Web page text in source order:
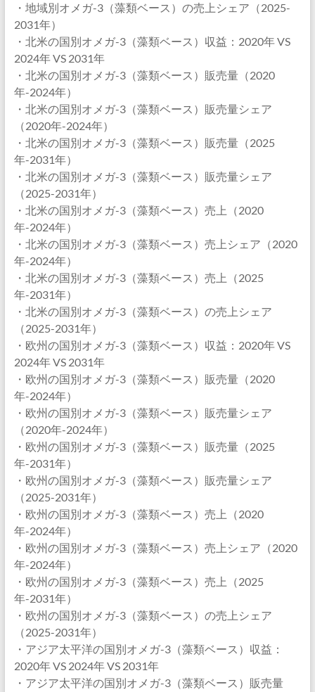
・地域別オメガ-3（藻類ベース）の売上シェア（2025-
2031年）
・北米の国別オメガ-3（藻類ベース）収益：2020年 VS
2024年 VS 2031年
・北米の国別オメガ-3（藻類ベース）販売量（2020
年-2024年）
・北米の国別オメガ-3（藻類ベース）販売量シェア
（2020年-2024年）
・北米の国別オメガ-3（藻類ベース）販売量（2025
年-2031年）
・北米の国別オメガ-3（藻類ベース）販売量シェア
（2025-2031年）
・北米の国別オメガ-3（藻類ベース）売上（2020
年-2024年）
・北米の国別オメガ-3（藻類ベース）売上シェア（2020
年-2024年）
・北米の国別オメガ-3（藻類ベース）売上（2025
年-2031年）
・北米の国別オメガ-3（藻類ベース）の売上シェア
（2025-2031年）
・欧州の国別オメガ-3（藻類ベース）収益：2020年 VS
2024年 VS 2031年
・欧州の国別オメガ-3（藻類ベース）販売量（2020
年-2024年）
・欧州の国別オメガ-3（藻類ベース）販売量シェア
（2020年-2024年）
・欧州の国別オメガ-3（藻類ベース）販売量（2025
年-2031年）
・欧州の国別オメガ-3（藻類ベース）販売量シェア
（2025-2031年）
・欧州の国別オメガ-3（藻類ベース）売上（2020
年-2024年）
・欧州の国別オメガ-3（藻類ベース）売上シェア（2020
年-2024年）
・欧州の国別オメガ-3（藻類ベース）売上（2025
年-2031年）
・欧州の国別オメガ-3（藻類ベース）の売上シェア
（2025-2031年）
・アジア太平洋の国別オメガ-3（藻類ベース）収益：
2020年 VS 2024年 VS 2031年
・アジア太平洋の国別オメガ-3（藻類ベース）販売量